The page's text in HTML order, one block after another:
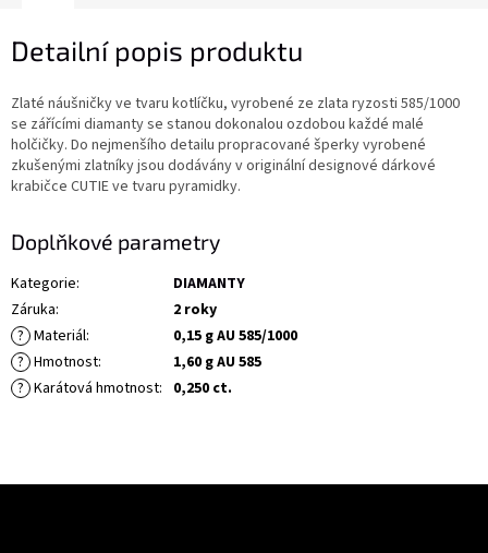
Detailní popis produktu
Zlaté náušničky ve tvaru kotlíčku, vyrobené ze zlata ryzosti 585/1000
se zářícími diamanty se stanou dokonalou ozdobou každé malé
holčičky. Do nejmenšího detailu propracované šperky vyrobené
zkušenými zlatníky jsou dodávány v originální designové dárkové
krabičce CUTIE ve tvaru pyramidky.
Doplňkové parametry
Kategorie:
DIAMANTY
Záruka:
2 roky
? Materiál:
0,15 g AU 585/1000
? Hmotnost:
1,60 g AU 585
? Karátová hmotnost: 0,250 ct.